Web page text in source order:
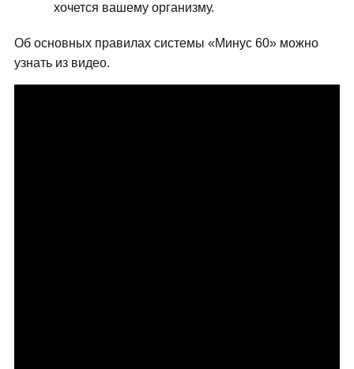
хочется вашему организму.
Об основных правилах системы «Минус 60» можно
узнать из видео.